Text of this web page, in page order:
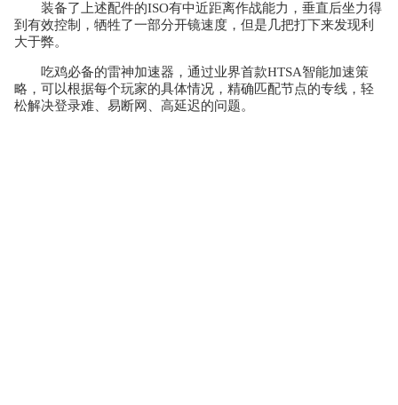
装备了上述配件的ISO有中近距离作战能力，垂直后坐力得
到有效控制，牺牲了一部分开镜速度，但是几把打下来发现利
大于弊。
吃鸡必备的雷神加速器，通过业界首款HTSA智能加速策
略，可以根据每个玩家的具体情况，精确匹配节点的专线，轻
松解决登录难、易断网、高延迟的问题。